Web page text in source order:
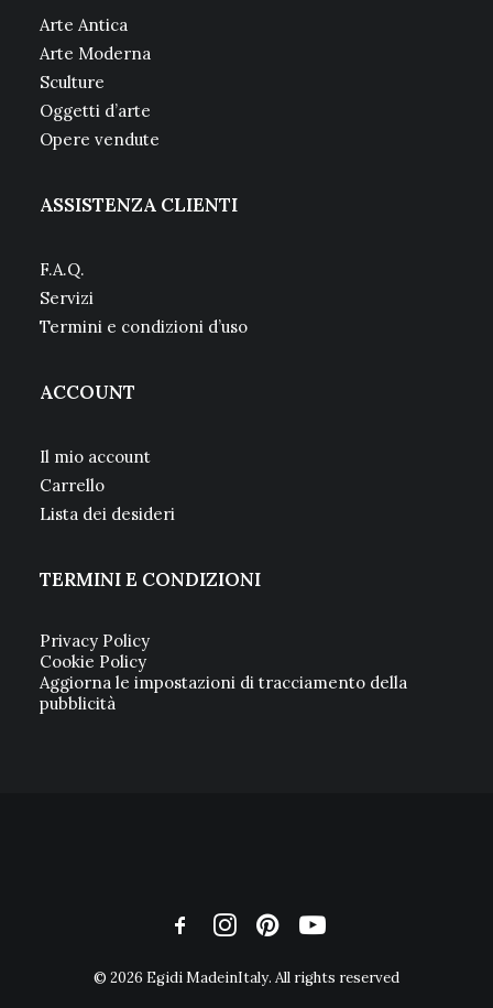
Arte Antica
Arte Moderna
Sculture
Oggetti d’arte
Opere vendute
ASSISTENZA CLIENTI
F.A.Q.
Servizi
Termini e condizioni d’uso
ACCOUNT
Il mio account
Carrello
Lista dei desideri
TERMINI E CONDIZIONI
Privacy Policy
Cookie Policy
Aggiorna le impostazioni di tracciamento della
pubblicità
© 2026 Egidi MadeinItaly. All rights reserved